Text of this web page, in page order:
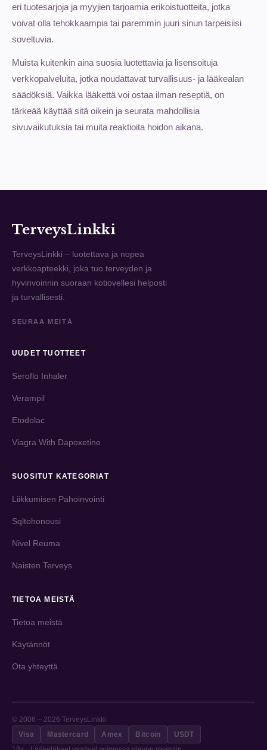
eri tuotesarjoja ja myyjien tarjoamia erikoistuotteita, jotka
voivat olla tehokkaampia tai paremmin juuri sinun tarpeisiisi
soveltuvia.
Muista kuitenkin aina suosia luotettavia ja lisensoituja
verkkopalveluita, jotka noudattavat turvallisuus- ja lääkealan
säädöksiä. Vaikka lääkettä voi ostaa ilman reseptiä, on
tärkeää käyttää sitä oikein ja seurata mahdollisia
sivuvaikutuksia tai muita reaktioita hoidon aikana.
TerveysLinkki
TerveysLinkki – luotettava ja nopea
verkkoapteekki, joka tuo terveyden ja
hyvinvoinnin suoraan kotiovellesi helposti
ja turvallisesti.
SEURAA MEITÄ
UUDET TUOTTEET
Seroflo Inhaler
Verampil
Etodolac
Viagra With Dapoxetine
SUOSITUT KATEGORIAT
Liikkumisen Pahoinvointi
Sqltohonousi
Nivel Reuma
Naisten Terveys
TIETOA MEISTÄ
Tietoa meistä
Käytännöt
Ota yhteyttä
© 2006 – 2026 TerveysLinkki
Visa
Mastercard Amex Bitcoin
USDT